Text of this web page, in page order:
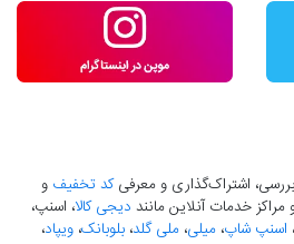
اشتراک‌گذاری و معرفیکد تخفیف و
خدمات آنلاین مانند دیجی کالا، اسنپ،
اسنپ شاپ، میلی، ملی گلد، بلوبانک، ویپاد،